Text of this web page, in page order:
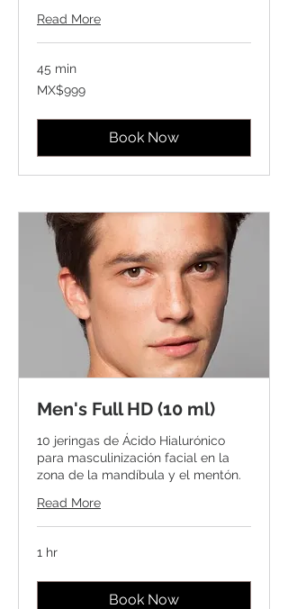
Read More
45 min
999
Mexican
MX$999
Book Now
Men's Full HD (10 ml)
10 jeringas de Ácido Hialurónico
para masculinización facial en la
zona de la mandíbula y el mentón.
Read More
1 hr
Book Now